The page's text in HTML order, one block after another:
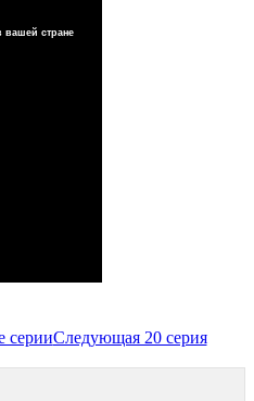
серииСледующая 20 серия